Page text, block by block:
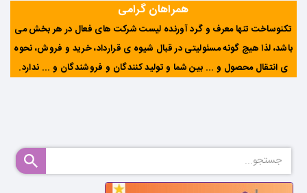
همراهان گرامی
تکنوساخت تنها معرف و گرد آورنده لیست شرکت های فعال در هر بخش می
باشد، لذا هیچ گونه مسئولیتی در قبال شیوه ی قرارداد، خرید و فروش، نحوه
ی انتقال محصول و ... بین شما و تولید کنندگان و فروشندگان و ... ندارد.